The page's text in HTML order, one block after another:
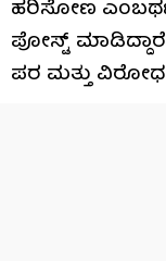
ಹರಿಸೋಣ
ಪೋಸ್ಟ್
ಪರ ಮತ್ತು ವಿರೋಧ